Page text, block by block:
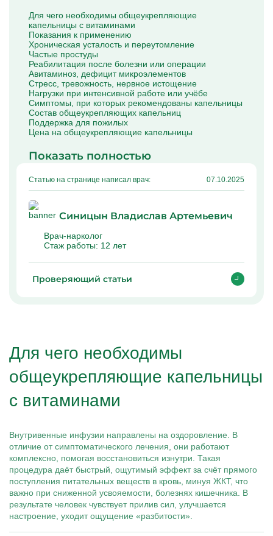
Цераксон капельница
Капельница Церебролизин
Капельница Мильгамма
Капельница Цефтриаксон
Капельница Ципрофлоксацин
Капельница Рингер
Для чего необходимы общеукрепляющие
капельницы с витаминами
Показания к применению
Хроническая усталость и переутомление
Частые простуды
Реабилитация после болезни или операции
Авитаминоз, дефицит микроэлементов
Стресс, тревожность, нервное истощение
Нагрузки при интенсивной работе или учёбе
Симптомы, при которых рекомендованы капельницы
Состав общеукрепляющих капельниц
Поддержка для пожилых
Цена на общеукрепляющие капельницы
Показать полностью
Статью на странице написал врач: 07.10.2025
Синицын Владислав Артемьевич
Врач-нарколог
Стаж работы: 12 лет
Проверяющий статьи
Для чего необходимы
общеукрепляющие капельницы
с витаминами
Внутривенные инфузии направлены на оздоровление. В
отличие от симптоматического лечения, они работают
комплексно, помогая восстановиться изнутри. Такая
процедура даёт быстрый, ощутимый эффект за счёт прямого
поступления питательных веществ в кровь, минуя ЖКТ, что
важно при сниженной усвояемости, болезнях кишечника. В
результате человек чувствует прилив сил, улучшается
настроение, уходит ощущение «разбитости».